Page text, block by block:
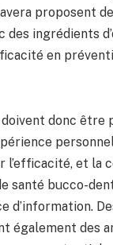
proposent
des ingrédients
en
donc être
l’efficacité, et la
santé bucco-
d’information.
également des